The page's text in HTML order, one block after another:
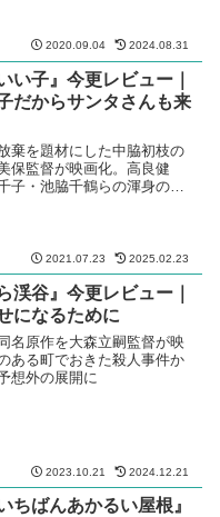
2020.09.04 2024.08.31
い子』今更レビュー｜
だからサンタさんも来
棄を題材にした中脇初枝の
保監督が映画化。高良健
子・池脇千鶴らの渾身の演
2021.07.23 2025.02.23
渓谷』今更レビュー｜
になるために
名原作を大森立嗣監督が映
ある町でおきた殺人事件か
想外の展開に
2023.10.21 2024.12.21
ちばんあかるい屋根』